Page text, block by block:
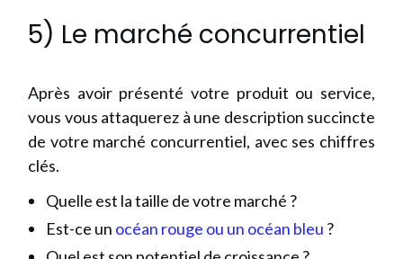
5) Le marché concurrentiel
Après avoir présenté votre produit ou service,
vous vous attaquerez à une description succincte
de votre marché concurrentiel, avec ses chiffres
clés.
Quelle est la taille de votre marché ?
Est-ce un océan rouge ou un océan bleu ?